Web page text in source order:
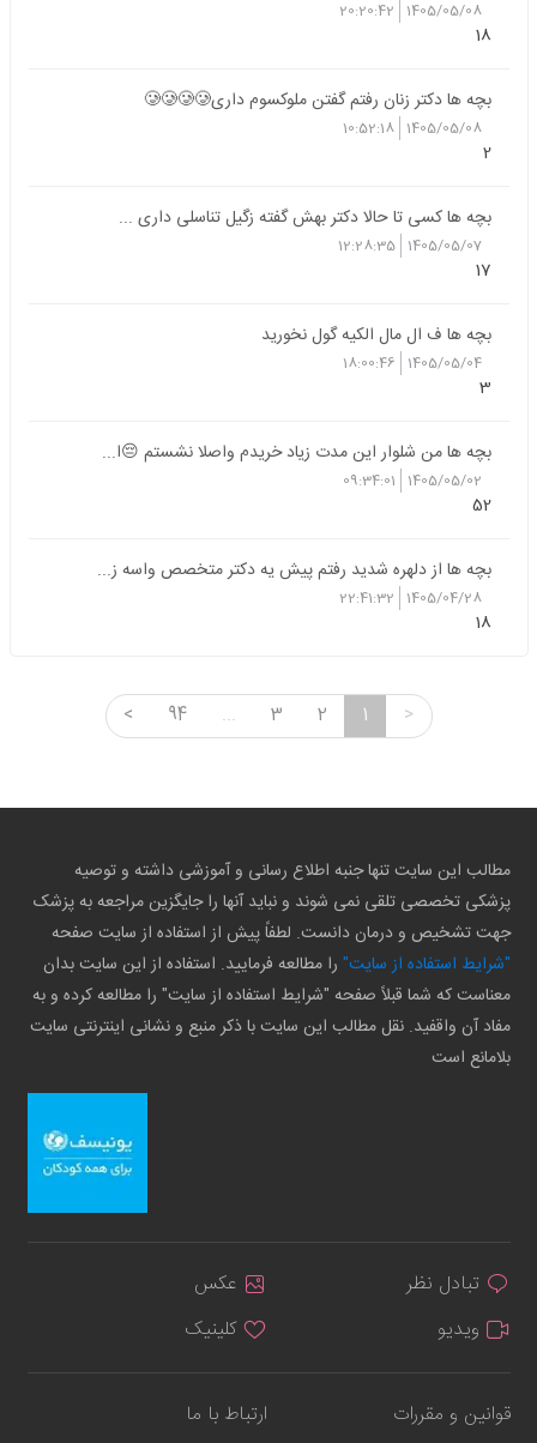
1405/05/08
20:20:42
18
بچه ها دکتر زنان رفتم گفتن ملوکسوم داری🥲🥲🥲🥲
1405/05/08
10:52:18
2
بچه ها کسی تا حالا دکتر بهش گفته زگیل تناسلی داری ...
1405/05/07
12:28:35
17
بچه ها ف ال مال الکیه گول نخورید
1405/05/04
18:00:46
3
بچه ها من شلوار این مدت زیاد خریدم واصلا نشستم 😔ا...
1405/05/02
09:34:01
52
بچه ها از دلهره شدید رفتم پیش یه دکتر متخصص واسه ز...
1405/04/28
22:41:32
18
>
1
2
3
...
94
<
مطالب این سایت تنها جنبه اطلاع رسانی و آموزشی داشته و توصیه
پزشکی تخصصی تلقی نمی شوند و نباید آنها را جایگزین مراجعه به پزشک
جهت تشخیص و درمان دانست. لطفاً پیش از استفاده از سایت صفحه
"شرایط استفاده از سایت" را مطالعه فرمایید. استفاده از این سایت بدان
معناست که شما قبلاً صفحه "شرایط استفاده از سایت" را مطالعه کرده و به
مفاد آن واقفید. نقل مطالب این سایت با ذکر منبع و نشانی اینترنتی سایت
بلامانع است
تبادل نظر
عکس
ویدیو
کلینیک
قوانین و مقررات ارتباط با ما